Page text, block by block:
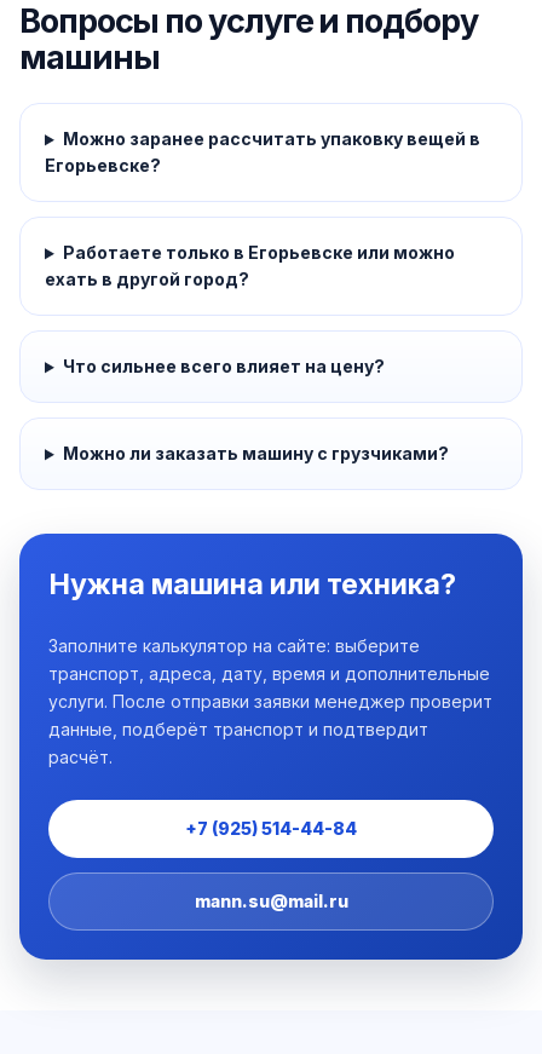
Вопросы по услуге и подбору
машины
Можно заранее рассчитать упаковку вещей в
Егорьевске?
Работаете только в Егорьевске или можно
ехать в другой город?
Что сильнее всего влияет на цену?
Можно ли заказать машину с грузчиками?
Нужна машина или техника?
Заполните калькулятор на сайте: выберите
транспорт, адреса, дату, время и дополнительные
услуги. После отправки заявки менеджер проверит
данные, подберёт транспорт и подтвердит
расчёт.
+7 (925) 514-44-84
mann.su@mail.ru